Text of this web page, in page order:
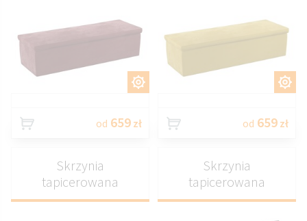
od 659 zł od 659 zł
Skrzynia
tapicerowana
Skrzynia
tapicerowana